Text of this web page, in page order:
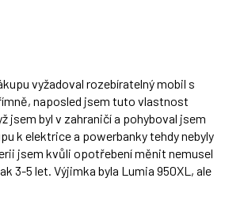
vyžadoval rozebíratelný mobil s
naposled jsem tuto vlastnost
jsem byl v zahraničí a pohyboval jsem
k elektrice a powerbanky tehdy nebyly
jsem kvůli opotřebení měnit nemusel
3-5 let. Výjimka byla Lumia 950XL, ale